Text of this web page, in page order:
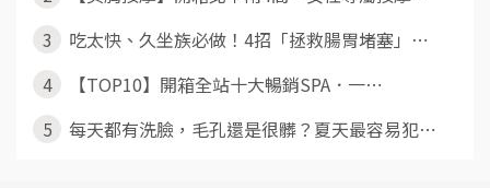
3
吃太快、久坐族必做！4招「拯救腸胃堵塞」⋯
4
【TOP10】開箱全站十大暢銷SPA．一⋯
5
每天都有洗臉，毛孔還是很髒？夏天最容易犯⋯